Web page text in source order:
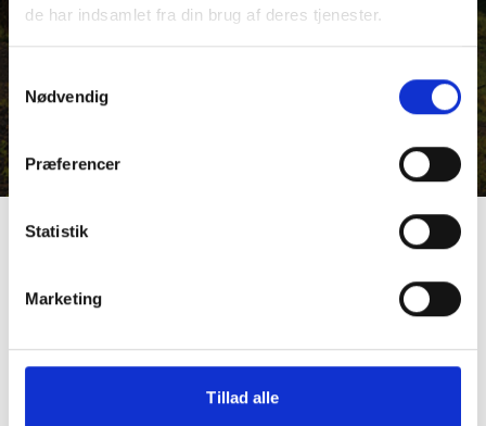
de har indsamlet fra din brug af deres tjenester.
Nødvendig
Præferencer
Statistik
Marketing
Tillad alle